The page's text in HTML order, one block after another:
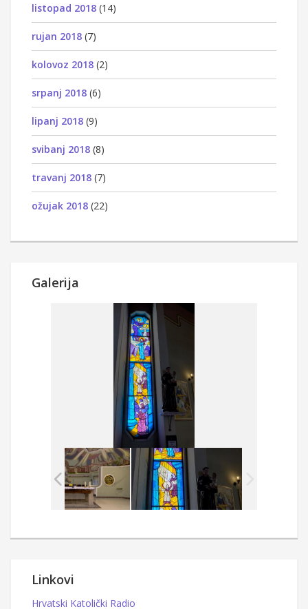
listopad 2018 (14)
rujan 2018 (7)
kolovoz 2018 (2)
srpanj 2018 (6)
lipanj 2018 (9)
svibanj 2018 (8)
travanj 2018 (7)
ožujak 2018 (22)
Galerija
Linkovi
Hrvatski Katolički Radio